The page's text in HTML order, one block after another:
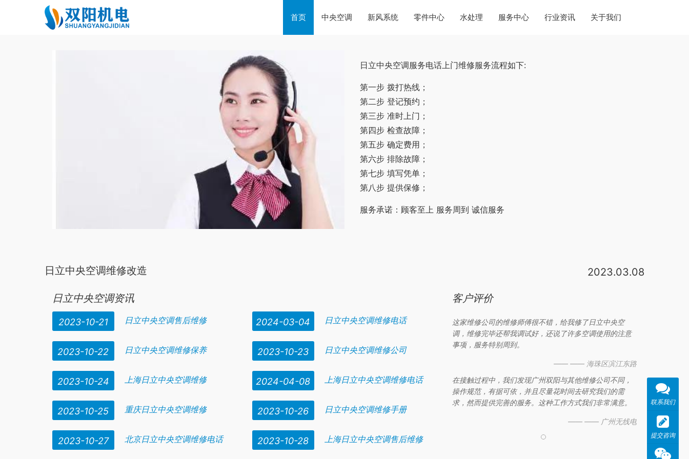
首页 中央空调 新风系统 零件中心 水处理 服务中心 行业资讯 关于我们
日立中央空调服务电话上门维修服务流程如下:
第一步 拨打热线；
第二步 登记预约；
第三步 准时上门；
第四步 检查故障；
第五步 确定费用；
第六步 排除故障；
第七步 填写凭单；
第八步 提供保修；
服务承诺：顾客至上 服务周到 诚信服务
日立中央空调维修改造 2023.03.08
日立中央空 来自 调 室内机报警“01”故障了，检查接水盘是否水满;排水泵是否堵住;浮子开关浮球位置是否正确。广州 日立中央空调维修 中心电话:662O 7OI2 空调夏季制冷运行感到冷气不足是何原因?空调制冷感到冷气不
日立中央空调资讯
2023-10-21 日立中央空调售后维修 2024-03-04 日立中央空调维修电话
2023-10-22 日立中央空调维修保养 2023-10-23 日立中央空调维修公司
2023-10-24 上海日立中央空调维修 2024-04-08 上海日立中央空调维修电话
2023-10-25 重庆日立中央空调维修 2023-10-26 日立中央空调维修手册
2023-10-27 北京日立中央空调维修电话 2023-10-28 上海日立中央空调售后维修
客户评价
这家维修公司的维修师傅很不错，给我修了日立中央空
调，维修完毕还帮我调试好，还说了许多空调使用的注意
事项，服务特别周到。
—— —— 海珠区滨江东路
在接触过程中，我们发现广州双阳与其他维修公司不同，
操作规范，有据可依，并且尽量花时间去研究我们的需
求，然而提供完善的服务。这种工作方式我们非常满意。
—— —— 广州无线电
联系我们
提交咨询